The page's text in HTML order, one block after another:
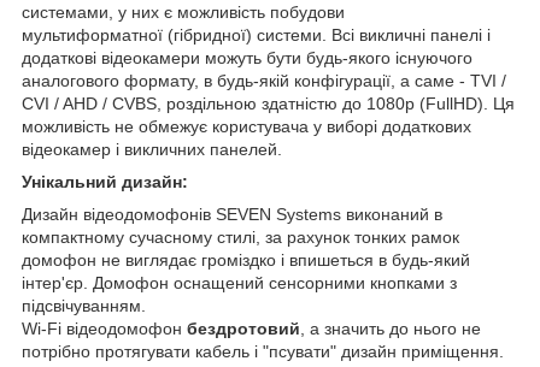
системами, у них є можливість побудови
мультиформатної (гібридної) системи. Всі викличні панелі і
додаткові відеокамери можуть бути будь-якого існуючого
аналогового формату, в будь-якій конфігурації, а саме - TVI /
CVI / AHD / CVBS, роздільною здатністю до 1080p (FullHD). Ця
можливість не обмежує користувача у виборі додаткових
відеокамер і викличних панелей.
Унікальний дизайн:
Дизайн відеодомофонів SEVEN Systems виконаний в
компактному сучасному стилі, за рахунок тонких рамок
домофон не виглядає громіздко і впишеться в будь-який
інтер'єр. Домофон оснащений сенсорними кнопками з
підсвічуванням.
Wi-Fi відеодомофон бездротовий , а значить до нього не
потрібно протягувати кабель і "псувати" дизайн приміщення.